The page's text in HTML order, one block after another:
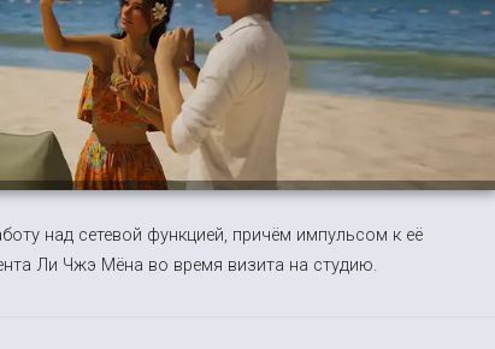
над сетевой функцией, причём импульсом к её
Ли Чжэ Мёна во время визита на студию.